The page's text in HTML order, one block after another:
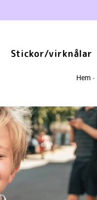
Stickor/virknålar
Hem